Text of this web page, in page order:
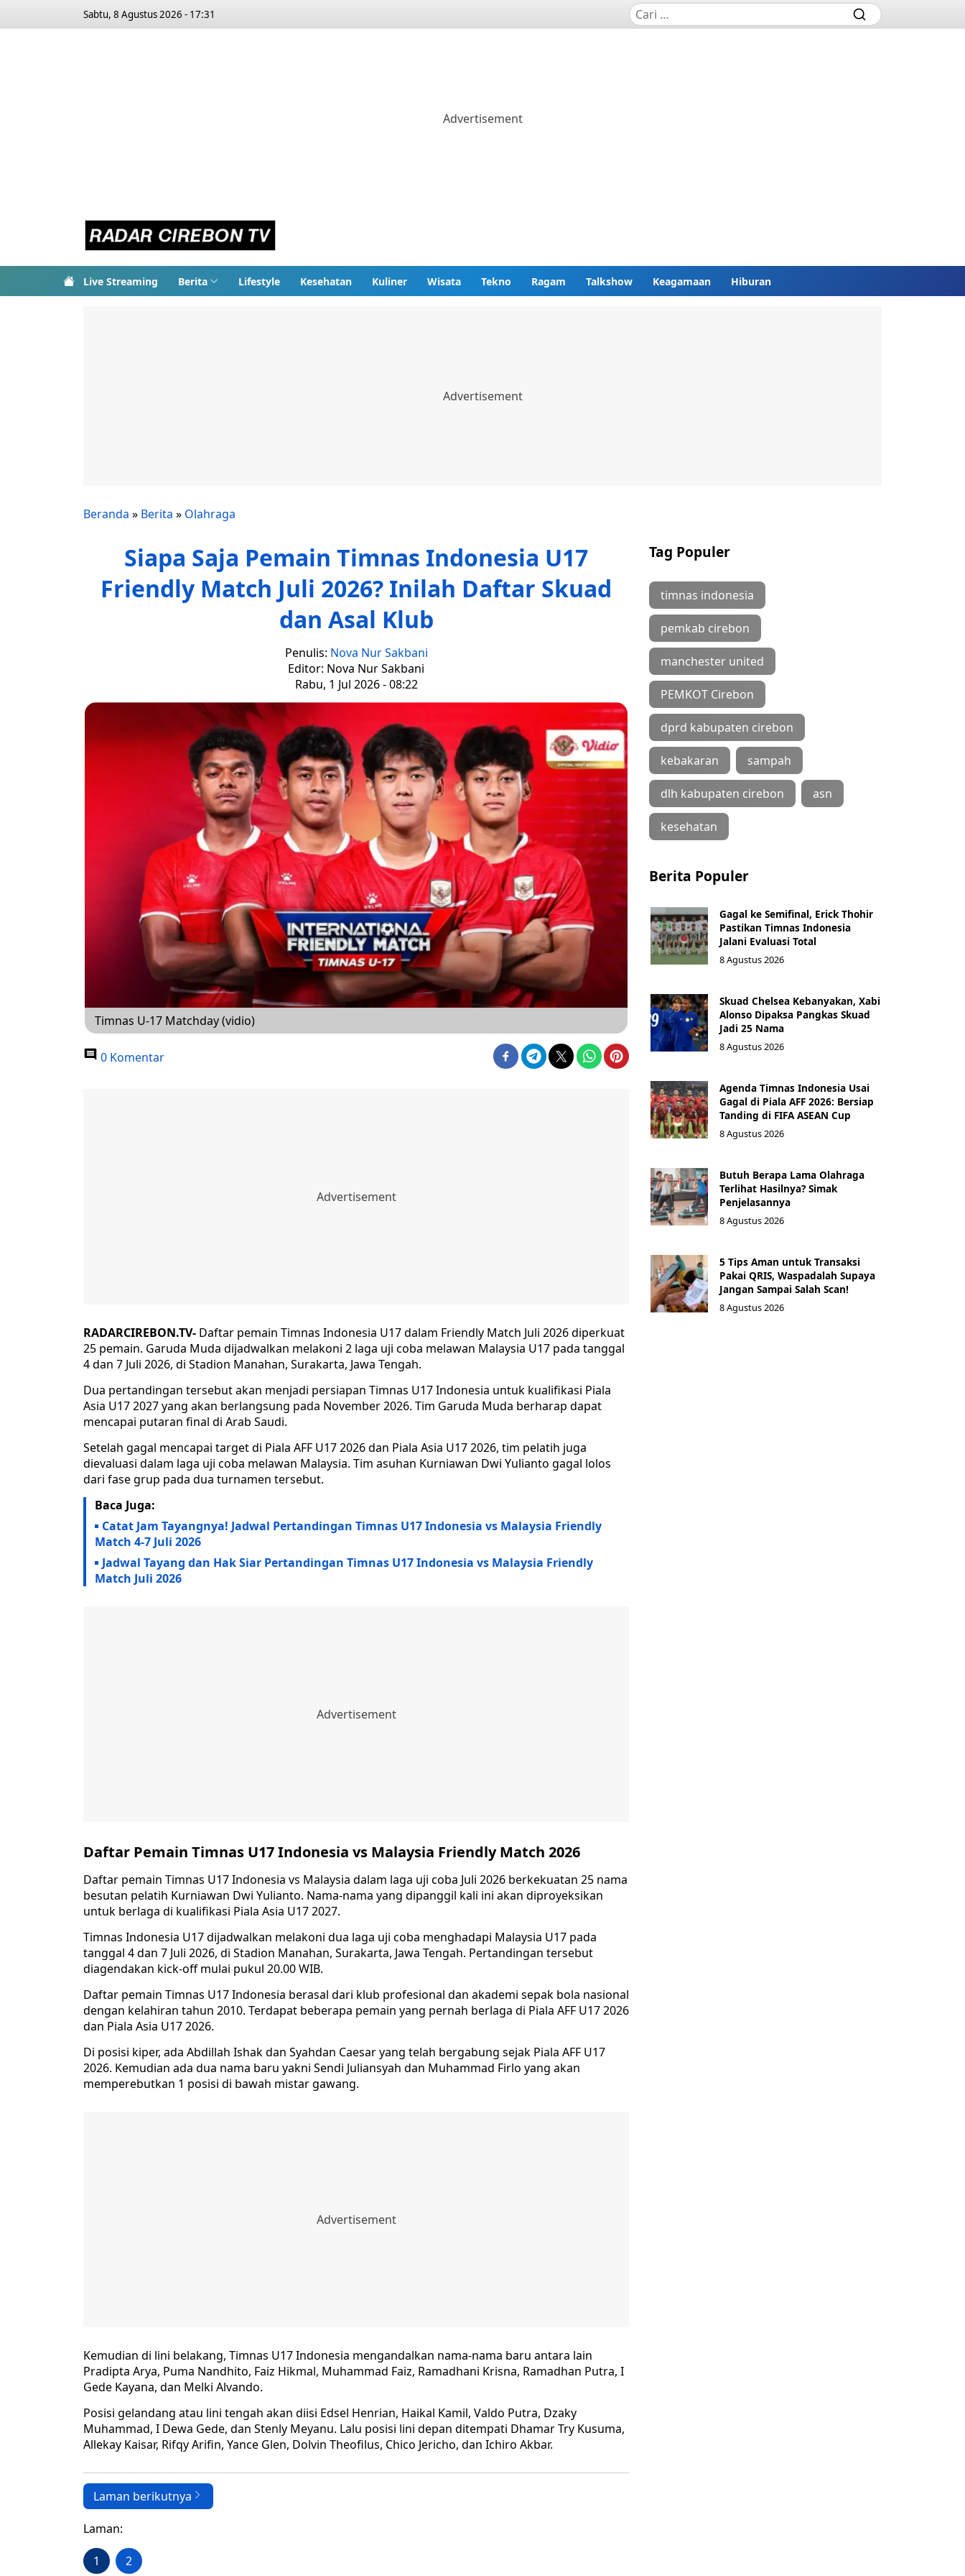
Sabtu, 8 Agustus 2026 - 17:31
Live Streaming Berita Lifestyle Kesehatan Kuliner Wisata Tekno Ragam Talkshow Keagamaan Hiburan
Beranda » Berita » Olahraga
Siapa Saja Pemain Timnas Indonesia U17
Friendly Match Juli 2026? Inilah Daftar Skuad
dan Asal Klub
Penulis: Nova Nur Sakbani
Editor: Nova Nur Sakbani
Rabu, 1 Jul 2026 - 08:22
Timnas U-17 Matchday (vidio)
0 Komentar
RADARCIREBON.TV- Daftar pemain Timnas Indonesia U17 dalam Friendly Match Juli 2026 diperkuat
25 pemain. Garuda Muda dijadwalkan melakoni 2 laga uji coba melawan Malaysia U17 pada tanggal
4 dan 7 Juli 2026, di Stadion Manahan, Surakarta, Jawa Tengah.
Dua pertandingan tersebut akan menjadi persiapan Timnas U17 Indonesia untuk kualifikasi Piala
Asia U17 2027 yang akan berlangsung pada November 2026. Tim Garuda Muda berharap dapat
mencapai putaran final di Arab Saudi.
Setelah gagal mencapai target di Piala AFF U17 2026 dan Piala Asia U17 2026, tim pelatih juga
dievaluasi dalam laga uji coba melawan Malaysia. Tim asuhan Kurniawan Dwi Yulianto gagal lolos
dari fase grup pada dua turnamen tersebut.
Baca Juga:
Catat Jam Tayangnya! Jadwal Pertandingan Timnas U17 Indonesia vs Malaysia Friendly
Match 4-7 Juli 2026
Jadwal Tayang dan Hak Siar Pertandingan Timnas U17 Indonesia vs Malaysia Friendly
Match Juli 2026
Daftar Pemain Timnas U17 Indonesia vs Malaysia Friendly Match 2026
Daftar pemain Timnas U17 Indonesia vs Malaysia dalam laga uji coba Juli 2026 berkekuatan 25 nama
besutan pelatih Kurniawan Dwi Yulianto. Nama-nama yang dipanggil kali ini akan diproyeksikan
untuk berlaga di kualifikasi Piala Asia U17 2027.
Timnas Indonesia U17 dijadwalkan melakoni dua laga uji coba menghadapi Malaysia U17 pada
tanggal 4 dan 7 Juli 2026, di Stadion Manahan, Surakarta, Jawa Tengah. Pertandingan tersebut
diagendakan kick-off mulai pukul 20.00 WIB.
Daftar pemain Timnas U17 Indonesia berasal dari klub profesional dan akademi sepak bola nasional
dengan kelahiran tahun 2010. Terdapat beberapa pemain yang pernah berlaga di Piala AFF U17 2026
dan Piala Asia U17 2026.
Di posisi kiper, ada Abdillah Ishak dan Syahdan Caesar yang telah bergabung sejak Piala AFF U17
2026. Kemudian ada dua nama baru yakni Sendi Juliansyah dan Muhammad Firlo yang akan
memperebutkan 1 posisi di bawah mistar gawang.
Kemudian di lini belakang, Timnas U17 Indonesia mengandalkan nama-nama baru antara lain
Pradipta Arya, Puma Nandhito, Faiz Hikmal, Muhammad Faiz, Ramadhani Krisna, Ramadhan Putra, I
Gede Kayana, dan Melki Alvando.
Posisi gelandang atau lini tengah akan diisi Edsel Henrian, Haikal Kamil, Valdo Putra, Dzaky
Muhammad, I Dewa Gede, dan Stenly Meyanu. Lalu posisi lini depan ditempati Dhamar Try Kusuma,
Allekay Kaisar, Rifqy Arifin, Yance Glen, Dolvin Theofilus, Chico Jericho, dan Ichiro Akbar.
Laman berikutnya
Laman:
1 2
Tag Populer
timnas indonesia
pemkab cirebon
manchester united
PEMKOT Cirebon
dprd kabupaten cirebon
kebakaran sampah
dlh kabupaten cirebon asn
kesehatan
Berita Populer
Gagal ke Semifinal, Erick Thohir
Pastikan Timnas Indonesia
Jalani Evaluasi Total
8 Agustus 2026
Skuad Chelsea Kebanyakan, Xabi
Alonso Dipaksa Pangkas Skuad
Jadi 25 Nama
8 Agustus 2026
Agenda Timnas Indonesia Usai
Gagal di Piala AFF 2026: Bersiap
Tanding di FIFA ASEAN Cup
8 Agustus 2026
Butuh Berapa Lama Olahraga
Terlihat Hasilnya? Simak
Penjelasannya
8 Agustus 2026
5 Tips Aman untuk Transaksi
Pakai QRIS, Waspadalah Supaya
Jangan Sampai Salah Scan!
8 Agustus 2026